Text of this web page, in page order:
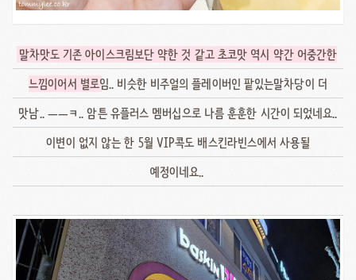
말차맛도 기존 아이스크림보단 약한 것 같고 초코맛 역시 약간 어중간한
느낌이어서 별로임.. 비슷한 비주얼의 플레이버인 팥있는말차당이 더
맛남.. ㅡㅡㅋ.. 암튼 유플러스 멤버십으로 나름 훈훈한 시간이 되었네요..
이변이 없지 않는 한 5월 VIP콕도 배스킨라빈스에서 사용될
예정이네요..